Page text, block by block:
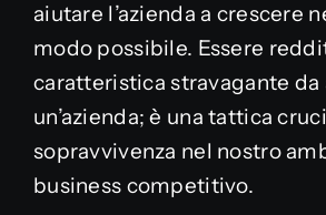
aiutare l’azienda a crescere
modo possibile. Essere
caratteristica stravagante da
un’azienda; è una tattica
sopravvivenza nel nostro
business competitivo.